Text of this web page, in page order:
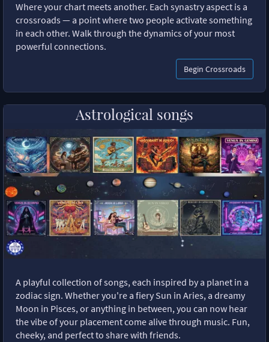
Where your chart meets another. Each synastry aspect is a
crossroads — a point where two people activate something
in each other. Walk through the dynamics of your most
powerful connections.
Begin Crossroads
Astrological songs
A playful collection of songs, each inspired by a planet in a
zodiac sign. Whether you're a fiery Sun in Aries, a dreamy
Moon in Pisces, or anything in between, you can now hear
the vibe of your placement come alive through music. Fun,
cheeky, and perfect to share with friends.